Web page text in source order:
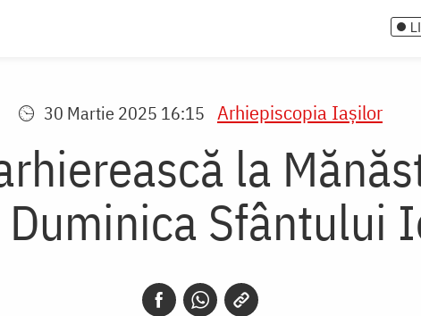
30 Martie 2025 16:15 Arhiepiscopia Iaşilor
la
Sfântului